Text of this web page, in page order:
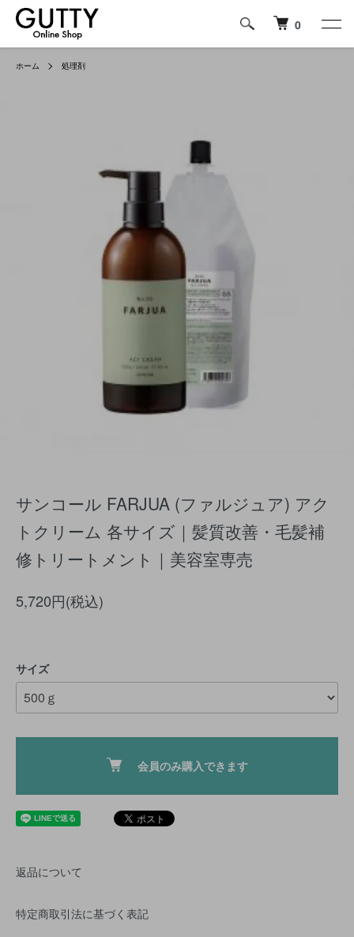
0
ホーム 処理剤
サンコール FARJUA (ファルジュア) アク
トクリーム 各サイズ｜髪質改善・毛髪補
修トリートメント｜美容室専売
5,720円(税込)
サイズ
会員のみ購入できます
返品について
特定商取引法に基づく表記